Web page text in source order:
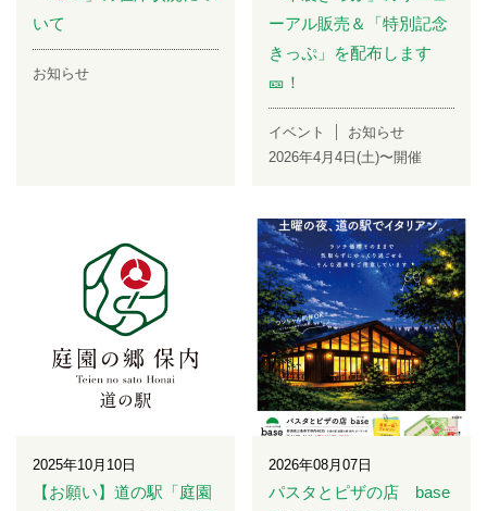
いて
お知らせ
ーアル販売＆「特別記念
きっぷ」を配布します
🎫！
イベント
お知らせ
2026年4月4日(土)〜開催
2025年10月10日
【お願い】道の駅「庭園
2026年08月07日
パスタとピザの店 base